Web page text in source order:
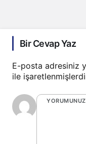
Bir Cevap Yaz
E-posta adresiniz
ile
YORUMUNUZ